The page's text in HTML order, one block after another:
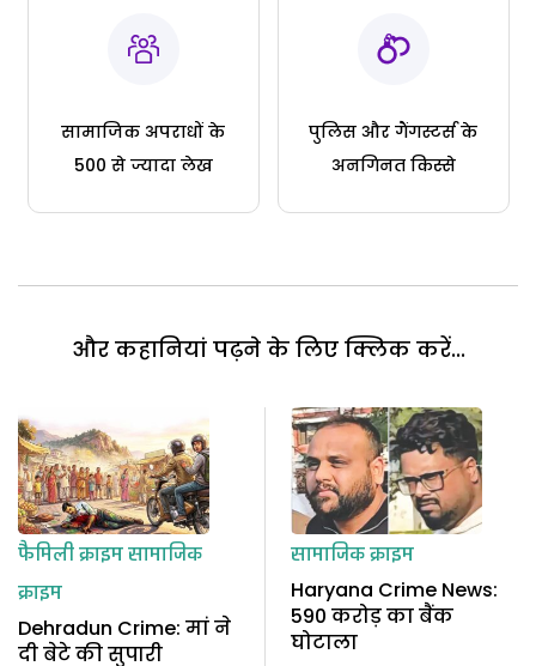
सामाजिक अपराधों के
500 से ज्यादा लेख
पुलिस और गैंगस्टर्स के
अनगिनत किस्से
और कहानियां पढ़ने के लिए क्लिक करें...
फैमिली क्राइमसामाजिक
क्राइम
Dehradun Crime: मां ने
दी बेटे की सुपारी
सामाजिक क्राइम
Haryana Crime News:
590 करोड़ का बैंक
घोटाला